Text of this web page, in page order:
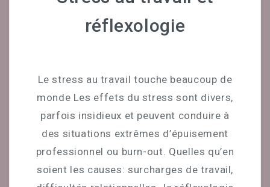
Céline Mirguet Réflexologue
Bon Cadeau
Témoignages
CONTACT
PRENDRE UN RENDEZ-VOUS
réflexologie
Le stress au travail touche beaucoup de
monde Les effets du stress sont divers,
parfois insidieux et peuvent conduire à
des situations extrêmes d’épuisement
professionnel ou burn-out. Quelles qu’en
soient les causes: surcharges de travail,